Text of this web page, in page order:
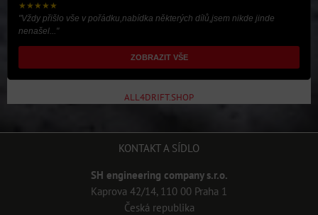
★★★★★
"Vždy přišlo vše v pořádku,nabídka některých dílů,jsem nikde jinde
nenašel..."
ZOBRAZIT VŠE
ALL4DRIFT.SHOP
KONTAKT A SÍDLO
SH engineering company s.r.o.
Kaprova 42/14, 110 00 Praha 1
Česká republika